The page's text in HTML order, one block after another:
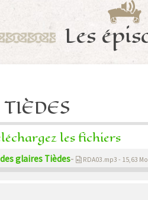
Les
les fichiers
glaires Tièdes- RDA03.mp3 - 15,63 Mo